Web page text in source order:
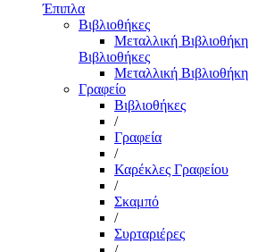
Έπιπλα
Βιβλιοθήκες
Μεταλλική Βιβλιοθήκη
Βιβλιοθήκες
Μεταλλική Βιβλιοθήκη
Γραφείο
Βιβλιοθήκες
/
Γραφεία
/
Καρέκλες Γραφείου
/
Σκαμπό
/
Συρταριέρες